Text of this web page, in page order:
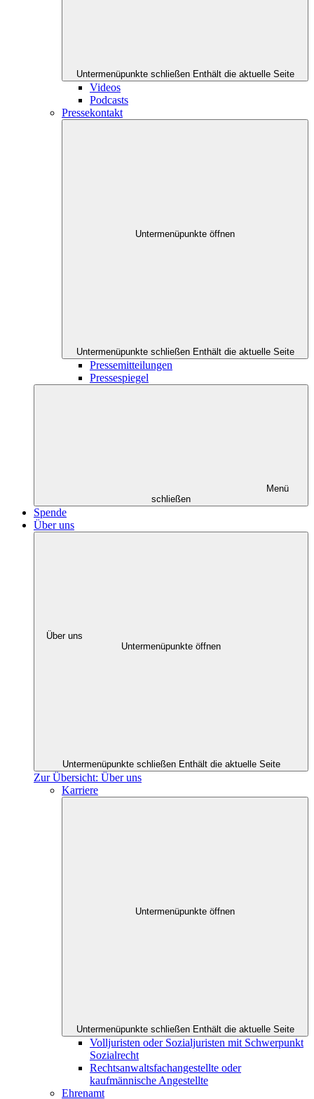
Untermenüpunkte schließen Enthält die aktuelle Seite
Videos
Podcasts
Pressekontakt
Untermenüpunkte öffnen
Untermenüpunkte schließen Enthält die aktuelle Seite
Pressemitteilungen
Pressespiegel
Menü
schließen
Spende
Über uns
Über uns
Untermenüpunkte öffnen
Untermenüpunkte schließen Enthält die aktuelle Seite
Zur Übersicht: Über uns
Karriere
Untermenüpunkte öffnen
Untermenüpunkte schließen Enthält die aktuelle Seite
Volljuristen oder Sozialjuristen mit Schwerpunkt
Sozialrecht
Rechtsanwaltsfachangestellte oder
kaufmännische Angestellte
Ehrenamt